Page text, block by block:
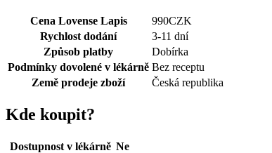
Cena Lovense Lapis 990CZK
Rychlost dodání
3-11 dní
Způsob platby
Dobírka
Podmínky dovolené v lékárně Bez receptu
Země prodeje zboží
Česká republika
Kde koupit?
Dostupnost v lékárně Ne